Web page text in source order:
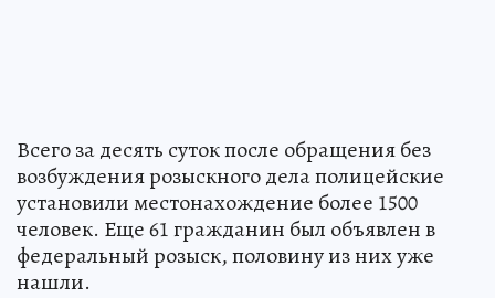
Всего за десять суток после обращения без
возбуждения розыскного дела полицейские
установили местонахождение более 1500
человек. Еще 61 гражданин был объявлен в
федеральный розыск, половину из них уже
нашли.